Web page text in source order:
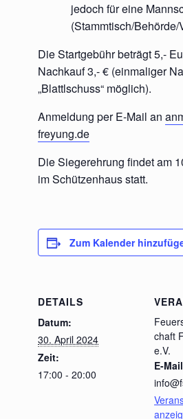
jedoch für eine
(Stammtisch/Behörde/
Die Startgebühr beträgt 5,-
Nachkauf 3,- € (einmaliger
„Blattlschuss“ möglich).
Anmeldung per E-Mail an
freyung.de
Die Siegerehrung findet am
im Schützenhaus statt.
Zum Kalender
DETAILS
Datum:
30. April 2024
Zeit:
17:00 - 20:00
chaft
e.V.
E-Mail
Mit dem
Laden der
Karte
akzeptieren